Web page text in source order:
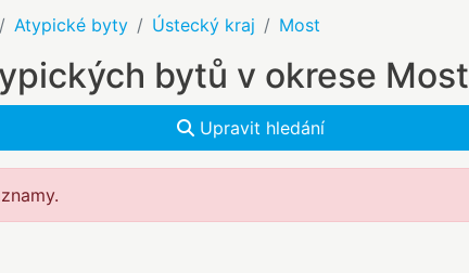
Atypické byty Ústecký kraj Most
bytů v okrese Most
Upravit hledání